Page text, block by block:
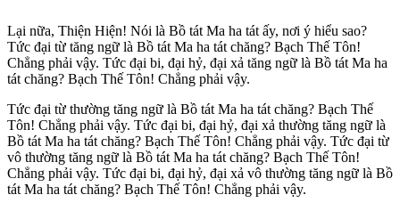
Lại nữa, Thiện Hiện! Nói là Bồ tát Ma ha tát ấy, nơi ý hiểu sao?
Tức đại từ tăng ngữ là Bồ tát Ma ha tát chăng? Bạch Thế Tôn!
Chẳng phải vậy. Tức đại bi, đại hỷ, đại xả tăng ngữ là Bồ tát Ma ha
tát chăng? Bạch Thế Tôn! Chẳng phải vậy.
Tức đại từ thường tăng ngữ là Bồ tát Ma ha tát chăng? Bạch Thế
Tôn! Chẳng phải vậy. Tức đại bi, đại hỷ, đại xả thường tăng ngữ là
Bồ tát Ma ha tát chăng? Bạch Thế Tôn! Chẳng phải vậy. Tức đại từ
vô thường tăng ngữ là Bồ tát Ma ha tát chăng? Bạch Thế Tôn!
Chẳng phải vậy. Tức đại bi, đại hỷ, đại xả vô thường tăng ngữ là Bồ
tát Ma ha tát chăng? Bạch Thế Tôn! Chẳng phải vậy.